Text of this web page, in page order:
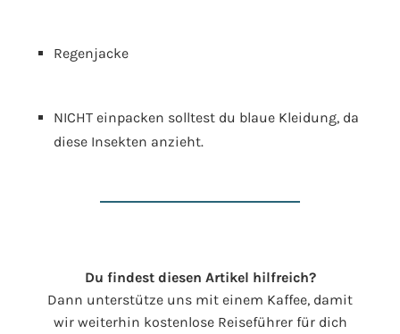
Regenjacke
NICHT einpacken solltest du blaue Kleidung, da
diese Insekten anzieht.
Du findest diesen Artikel hilfreich?
Dann unterstütze uns mit einem Kaffee, damit
wir weiterhin kostenlose Reiseführer für dich